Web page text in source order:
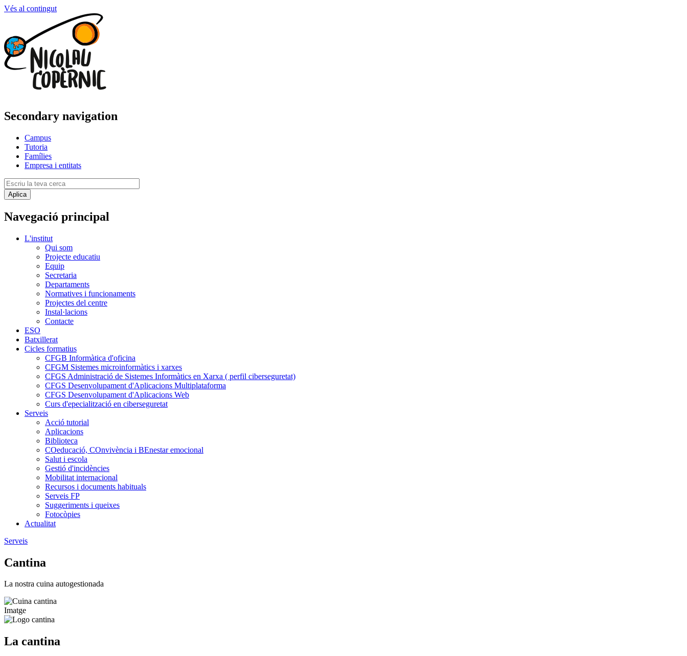
Vés al contingut
Secondary navigation
Campus
Tutoria
Famílies
Empresa i entitats
Navegació principal
L'institut
Qui som
Projecte educatiu
Equip
Secretaria
Departaments
Normatives i funcionaments
Projectes del centre
Instal·lacions
Contacte
ESO
Batxillerat
Cicles formatius
CFGB Informàtica d'oficina
CFGM Sistemes microinformàtics i xarxes
CFGS Administració de Sistemes Informàtics en Xarxa ( perfil ciberseguretat)
CFGS Desenvolupament d'Aplicacions Multiplataforma
CFGS Desenvolupament d'Aplicacions Web
Curs d'epecialització en ciberseguretat
Serveis
Acció tutorial
Aplicacions
Biblioteca
COeducació, COnvivència i BEnestar emocional
Salut i escola
Gestió d'incidències
Mobilitat internacional
Recursos i documents habituals
Serveis FP
Suggeriments i queixes
Fotocòpies
Actualitat
Serveis
Cantina
La nostra cuina autogestionada
Imatge
La cantina